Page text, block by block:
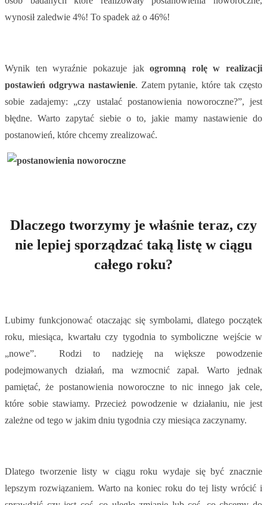
wynosił zaledwie 4%! To spadek aż o 46%!
Wynik ten wyraźnie pokazuje jakogromną rolę w realizacji
postawień odgrywa nastawienie. Zatem pytanie, które tak często
sobie zadajemy: „czy ustalać postanowienia noworoczne?”, jest
błędne. Warto zapytać siebie o to, jakie mamy nastawienie do
postanowień, które chcemy zrealizować.
Dlaczego tworzymy je właśnie teraz, czy
nie lepiej sporządzać taką listę w ciągu
całego roku?
Lubimy funkcjonować otaczając się symbolami, dlatego początek
roku, miesiąca, kwartału czy tygodnia to symboliczne wejście w
„nowe”. Rodzi to nadzieję na większe powodzenie
podejmowanych działań, ma wzmocnić zapał. Warto jednak
pamiętać, że postanowienia noworoczne to nic innego jak cele,
które sobie stawiamy. Przecież powodzenie w działaniu, nie jest
zależne od tego w jakim dniu tygodnia czy miesiąca zaczynamy.
Dlatego tworzenie listy w ciągu roku wydaje się być znacznie
lepszym rozwiązaniem. Warto na koniec roku do tej listy wrócić i